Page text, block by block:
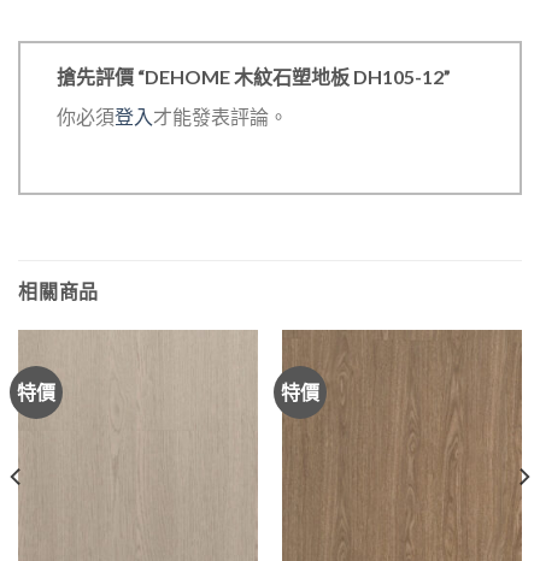
搶先評價 “DEHOME 木紋石塑地板 DH105-12”
你必須登入才能發表評論。
相關商品
特價 特價